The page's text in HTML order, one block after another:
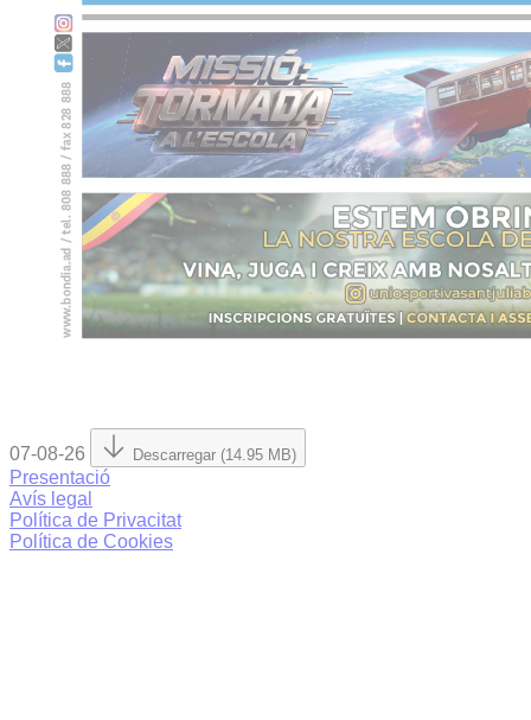
07-08-26 Descarregar (14.95 MB)
Presentació
Avís legal
Política de Privacitat
Política de Cookies